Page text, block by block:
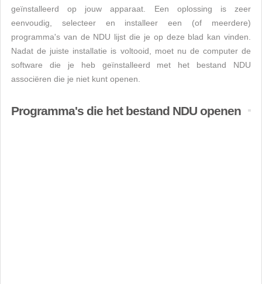
geïnstalleerd op jouw apparaat. Een oplossing is zeer
eenvoudig, selecteer en installeer een (of meerdere)
programma's van de NDU lijst die je op deze blad kan vinden.
Nadat de juiste installatie is voltooid, moet nu de computer de
software die je heb geïnstalleerd met het bestand NDU
associëren die je niet kunt openen.
Programma's die het bestand NDU openen